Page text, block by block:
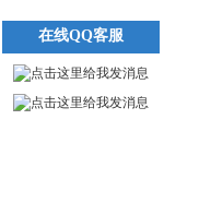
在线QQ客服